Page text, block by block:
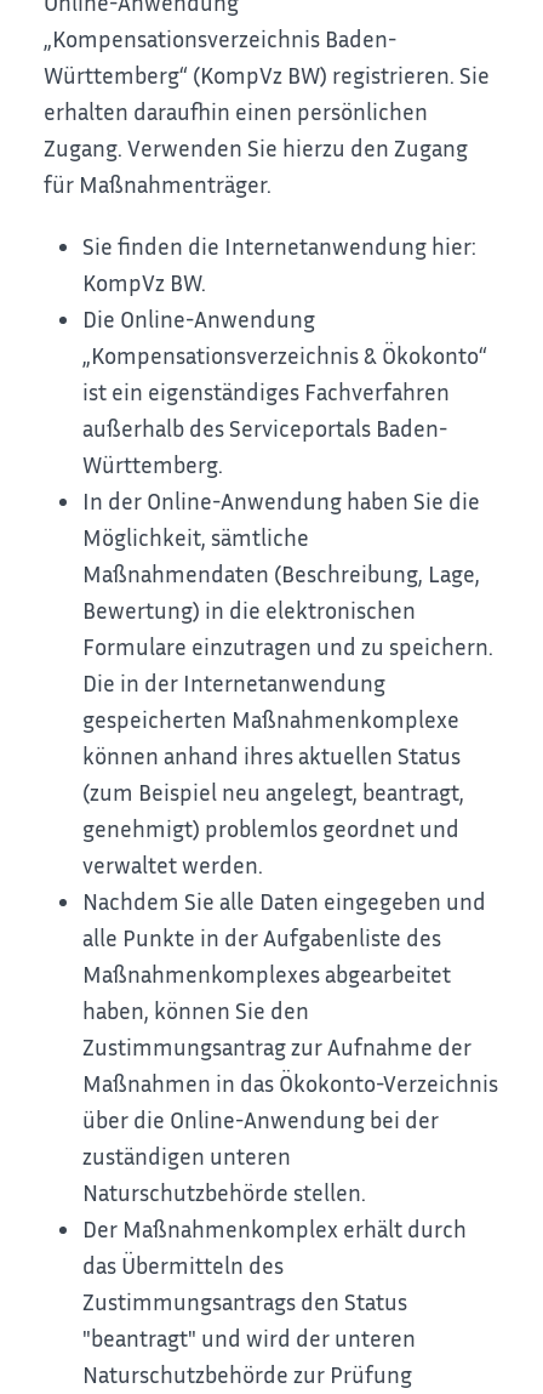
„Kompensationsverzeichnis Baden-
Württemberg“ (KompVz BW) registrieren. Sie
erhalten daraufhin einen persönlichen
Zugang. Verwenden Sie hierzu den Zugang
für Maßnahmenträger.
Sie finden die Internetanwendung hier:
KompVz BW.
Die Online-Anwendung
„Kompensationsverzeichnis & Ökokonto“
ist ein eigenständiges Fachverfahren
außerhalb des Serviceportals Baden-
Württemberg.
In der Online-Anwendung haben Sie die
Möglichkeit, sämtliche
Maßnahmendaten (Beschreibung, Lage,
Bewertung) in die elektronischen
Formulare einzutragen und zu speichern.
Die in der Internetanwendung
gespeicherten Maßnahmenkomplexe
können anhand ihres aktuellen Status
(zum Beispiel neu angelegt, beantragt,
genehmigt) problemlos geordnet und
verwaltet werden.
Nachdem Sie alle Daten eingegeben und
alle Punkte in der Aufgabenliste des
Maßnahmenkomplexes abgearbeitet
haben, können Sie den
Zustimmungsantrag zur Aufnahme der
Maßnahmen in das Ökokonto-Verzeichnis
über die Online-Anwendung bei der
zuständigen unteren
Naturschutzbehörde stellen.
Der Maßnahmenkomplex erhält durch
das Übermitteln des
Zustimmungsantrags den Status
"beantragt" und wird der unteren
Naturschutzbehörde zur Prüfung